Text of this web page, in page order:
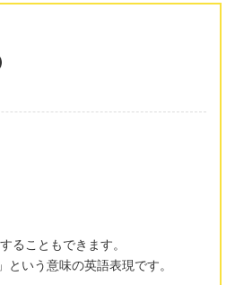
ることもできます。
いう意味の英語表現です。